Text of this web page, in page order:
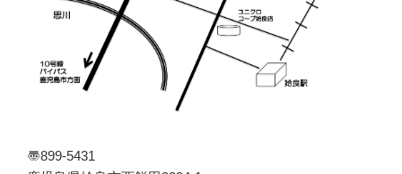
〠899-5431